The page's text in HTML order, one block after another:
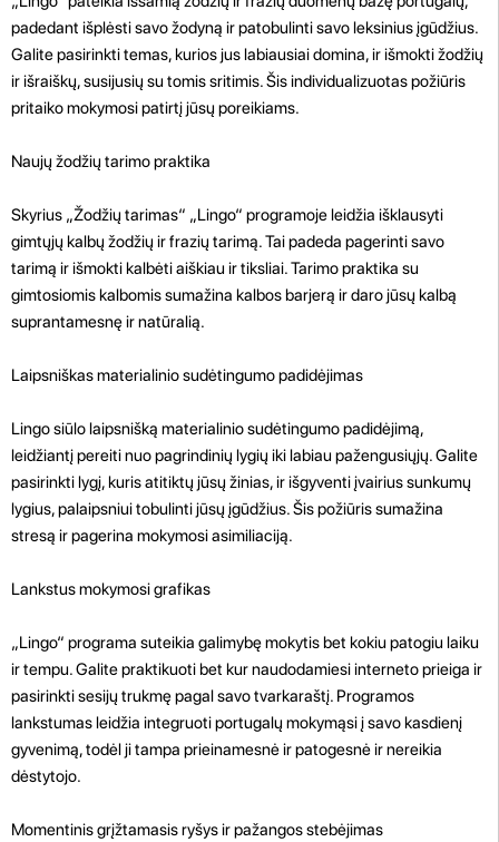
padedant išplėsti savo žodyną ir patobulinti savo leksinius įgūdžius.
Galite pasirinkti temas, kurios jus labiausiai domina, ir išmokti žodžių
ir išraiškų, susijusių su tomis sritimis. Šis individualizuotas požiūris
pritaiko mokymosi patirtį jūsų poreikiams.
Naujų žodžių tarimo praktika
Skyrius „Žodžių tarimas“ „Lingo“ programoje leidžia išklausyti
gimtųjų kalbų žodžių ir frazių tarimą. Tai padeda pagerinti savo
tarimą ir išmokti kalbėti aiškiau ir tiksliai. Tarimo praktika su
gimtosiomis kalbomis sumažina kalbos barjerą ir daro jūsų kalbą
suprantamesnę ir natūralią.
Laipsniškas materialinio sudėtingumo padidėjimas
Lingo siūlo laipsnišką materialinio sudėtingumo padidėjimą,
leidžiantį pereiti nuo pagrindinių lygių iki labiau pažengusiųjų. Galite
pasirinkti lygį, kuris atitiktų jūsų žinias, ir išgyventi įvairius sunkumų
lygius, palaipsniui tobulinti jūsų įgūdžius. Šis požiūris sumažina
stresą ir pagerina mokymosi asimiliaciją.
Lankstus mokymosi grafikas
„Lingo“ programa suteikia galimybę mokytis bet kokiu patogiu laiku
ir tempu. Galite praktikuoti bet kur naudodamiesi interneto prieiga ir
pasirinkti sesijų trukmę pagal savo tvarkaraštį. Programos
lankstumas leidžia integruoti portugalų mokymąsi į savo kasdienį
gyvenimą, todėl ji tampa prieinamesnė ir patogesnė ir nereikia
dėstytojo.
Momentinis grįžtamasis ryšys ir pažangos stebėjimas